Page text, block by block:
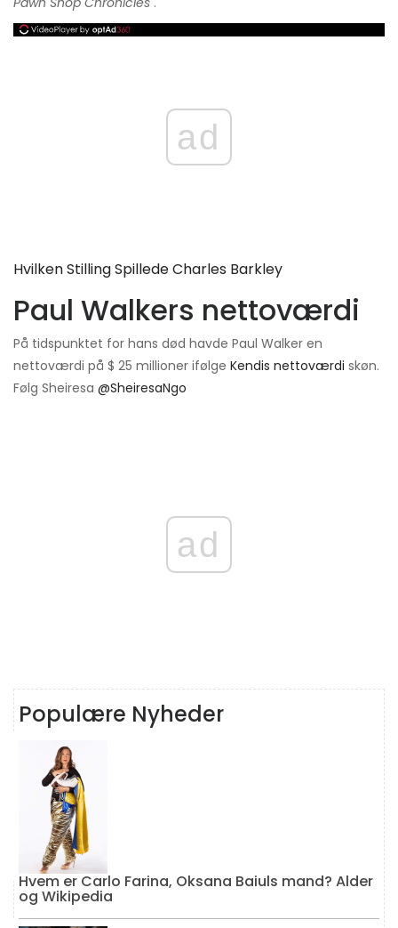
ad
Hvilken Stilling Spillede Charles Barkley
Paul Walkers nettoværdi
På tidspunktet for hans død havde Paul Walker en
nettoværdi på $ 25 millioner ifølge Kendis nettoværdi skøn.
Følg Sheiresa @SheiresaNgo
ad
Populære Nyheder
Hvem er Carlo Farina, Oksana Baiuls mand? Alder
og Wikipedia